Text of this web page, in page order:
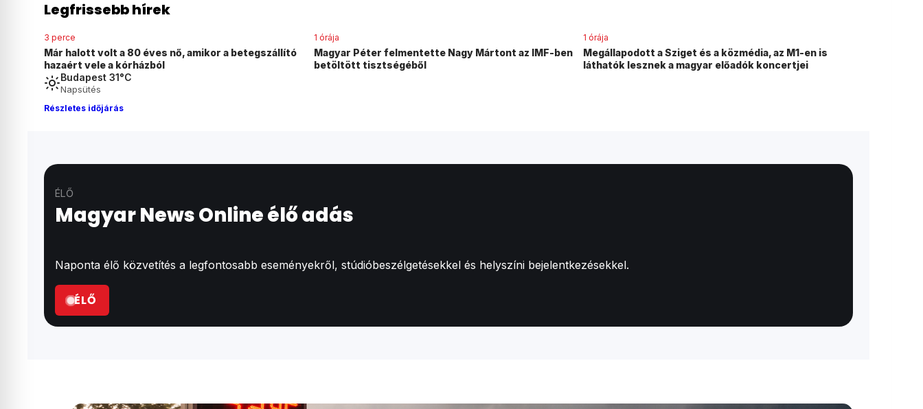
Legfrissebb hírek
3 perce
Már halott volt a 80 éves nő, amikor a betegszállító
hazaért vele a kórházból
1 órája
Magyar Péter felmentette Nagy Mártont az IMF-ben
betöltött tisztségéből
1 órája
Megállapodott a Sziget és a közmédia, az M1-en is
láthatók lesznek a magyar előadók koncertjei
Budapest 31°C
Napsütés
Részletes időjárás
ÉLŐ
Magyar News Online élő adás
Naponta élő közvetítés a legfontosabb eseményekről, stúdióbeszélgetésekkel és helyszíni bejelentkezésekkel.
ÉLŐ